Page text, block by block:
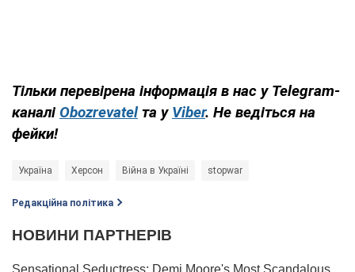
Тільки перевірена інформація в нас у Telegram-
каналі Obozrevatelта у Viber. Не ведіться на
фейки!
Україна Херсон Війна в Україні stopwar
Редакційна політика